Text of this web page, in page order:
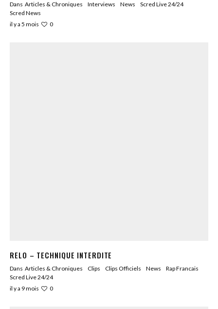
Dans Articles & Chroniques Interviews News
Scred Live 24/24
Scred News
il y a 5 mois
0
RELO – TECHNIQUE INTERDITE
Dans Articles & Chroniques Clips Clips Officiels News
Rap Francais
Scred Live 24/24
il y a 9 mois
0